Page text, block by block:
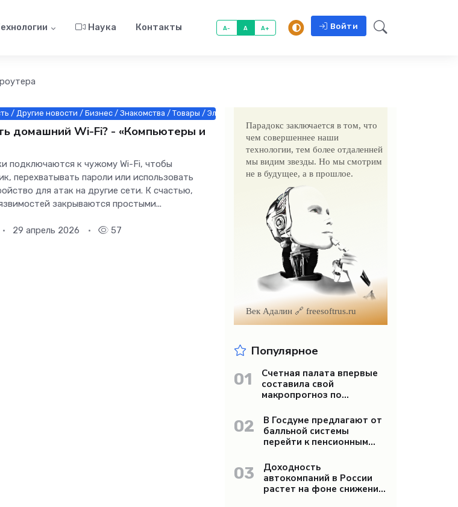
Наука Контакты A- A A+ Войти
/ Другие новости / Бизнес / Знакомства / Товары / Электроника и бытовая техника
домашний Wi-Fi? - «Компьютеры и
подключаются к чужому Wi-Fi, чтобы
перехватывать пароли или использовать
для атак на другие сети. К счастью,
закрываются простыми...
29 апрель 2026 57
Парадокс заключается в том, что
чем совершеннее наши
технологии, тем более отдаленней
мы видим звезды. Но мы смотрим
не в будущее, а в прошлое.
Век Адалин 🔗 freesoftrus.ru
Популярное
01
Счетная палата впервые
составила свой
макропрогноз по
«Бизнес»
02
В Госдуме предлагают от
балльной системы
перейти к пенсионным
03
Доходность
автокомпаний в России
растет на фоне снижения